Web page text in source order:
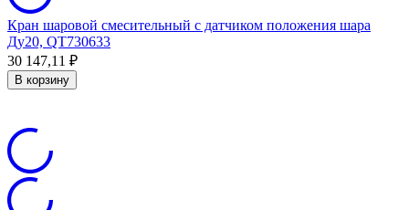
Кран шаровой смесительный с датчиком положения шара
Ду20, QT730633
30 147,11 ₽
В корзину